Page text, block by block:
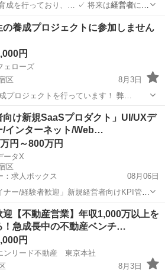
育成を行っており、… ✓ 将来は経営者にな
未経験
の養成プロジェクトに参加しません
円
ェローズ
区
8月3日
プロジェクトを行っています！ 弊…
向け新規SaaSプロダクト」UI/UXデ
/インターネット/Web…
円～800万円
ータX
区
：求人ボックス
08月06日
ナー/経験者歓迎」新規経営者向けKPI管理
をご担当頂くポジションです 仕事内容:
ダクトのUI/UXデザイナーをして頂きま
迎【不動産営業】年収1,000万以上を
！急成長中の不動産ベンチ…
円
ンリード不動産 東京本社
8月3日